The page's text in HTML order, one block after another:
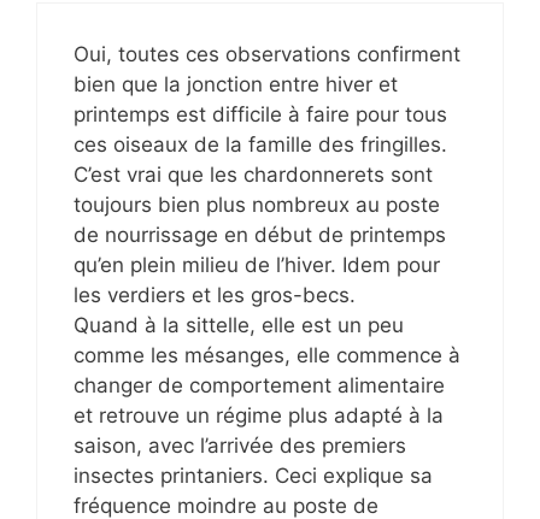
Oui, toutes ces observations confirment
bien que la jonction entre hiver et
printemps est difficile à faire pour tous
ces oiseaux de la famille des fringilles.
C’est vrai que les chardonnerets sont
toujours bien plus nombreux au poste
de nourrissage en début de printemps
qu’en plein milieu de l’hiver. Idem pour
les verdiers et les gros-becs.
Quand à la sittelle, elle est un peu
comme les mésanges, elle commence à
changer de comportement alimentaire
et retrouve un régime plus adapté à la
saison, avec l’arrivée des premiers
insectes printaniers. Ceci explique sa
fréquence moindre au poste de